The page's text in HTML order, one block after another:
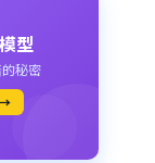
型
秘密
→